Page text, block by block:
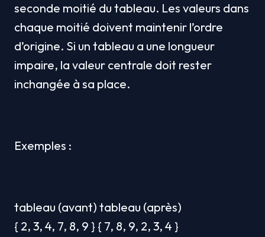
seconde moitié du tableau. Les valeurs dans
chaque moitié doivent maintenir l’ordre
d’origine. Si un tableau a une longueur
impaire, la valeur centrale doit rester
inchangée à sa place.
Exemples :
tableau (avant) tableau (après)
{ 2, 3, 4, 7, 8, 9 } { 7, 8, 9, 2, 3, 4 }